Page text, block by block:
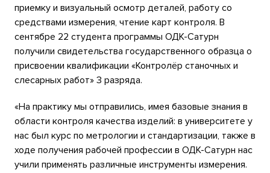
приемку и визуальный осмотр деталей, работу со
средствами измерения, чтение карт контроля. В
сентябре 22 студента программы ОДК-Сатурн
получили свидетельства государственного образца о
присвоении квалификации «Контролёр станочных и
слесарных работ» 3 разряда.
«На практику мы отправились, имея базовые знания в
области контроля качества изделий: в университете у
нас был курс по метрологии и стандартизации, также в
ходе получения рабочей профессии в ОДК-Сатурн нас
учили применять различные инструменты измерения.